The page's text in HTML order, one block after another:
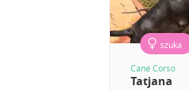
szuka
Cane Corso
Tatjana